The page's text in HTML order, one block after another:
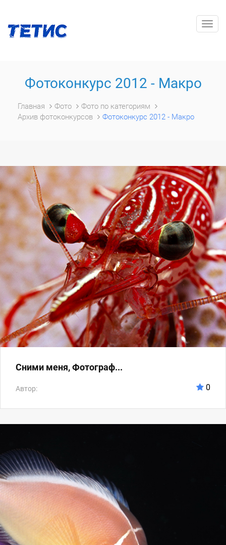
Фотоконкурс 2012 - Макро
Главная Фото
Фото по категориям
Архив фотоконкурсов
Фотоконкурс 2012 - Макро
Сними меня, Фотограф...
Автор: 0